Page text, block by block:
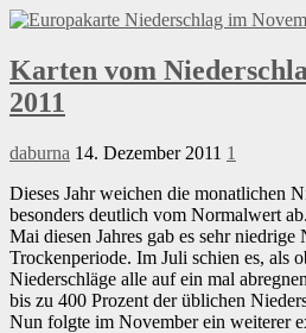
Karten vom
2011
daburna 14. Dezember 2011 1
Dieses Jahr weichen die monatlichen
besonders deutlich vom Normalwert
Mai diesen Jahres gab es sehr niedrige
Trockenperiode. Im Juli schien es, als
Niederschläge alle auf ein mal
bis zu 400 Prozent der üblichen
Nun folgte im November ein weiterer